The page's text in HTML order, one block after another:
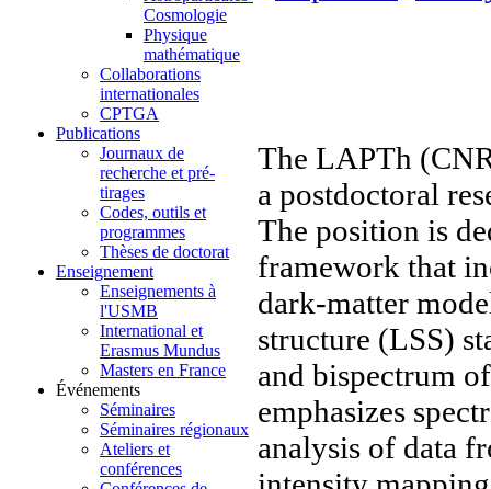
Cosmologie
Physique
mathématique
Collaborations
internationales
CPTGA
Publications
Journaux de
recherche et pré-
tirages
Codes, outils et
programmes
Thèses de doctorat
Enseignement
Enseignements à
l'USMB
International et
Erasmus Mundus
Masters en France
Événements
Séminaires
Séminaires régionaux
Ateliers et
conférences
The LAPTh
a postdoctoral
The position is
framework that
dark-matter
structure (LSS)
and bispectrum
emphasizes
analysis of data